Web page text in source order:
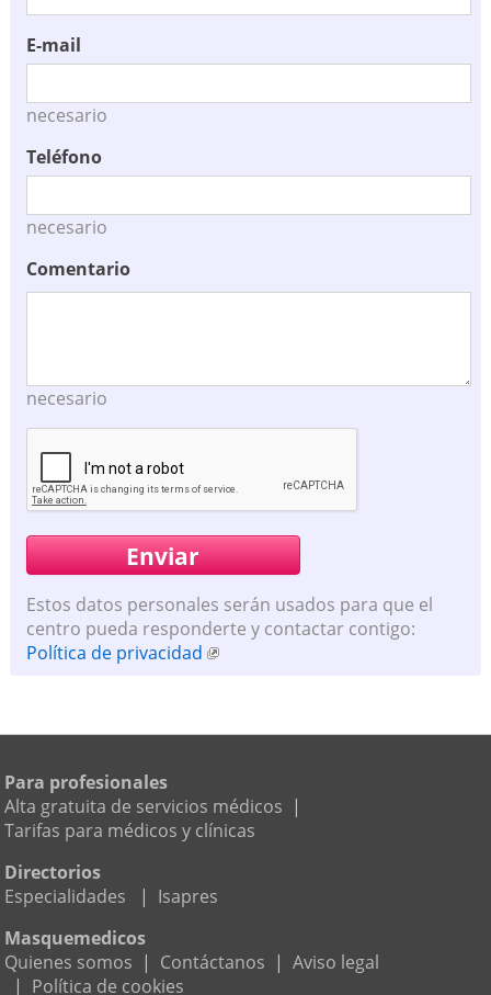
E-mail
necesario
Teléfono
necesario
Comentario
necesario
Estos datos personales serán usados para que el
centro pueda responderte y contactar contigo:
Política de privacidad
Para profesionales
Alta gratuita de servicios médicos |
Tarifas para médicos y clínicas
Directorios
Especialidades
| Isapres
Masquemedicos
Quienes somos | Contáctanos | Aviso legal
| Política de cookies